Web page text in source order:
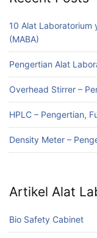
10 Alat Laboratorium
(MABA)
Pengertian Alat
Overhead Stirrer –
HPLC – Pengertian,
Density Meter –
Artikel Alat
Bio Safety Cabinet